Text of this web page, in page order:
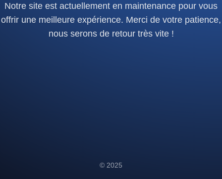
Notre site est actuellement en maintenance pour vous
offrir une meilleure expérience. Merci de votre patience,
nous serons de retour très vite !
© 2025